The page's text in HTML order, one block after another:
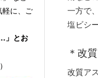
一方で
塩ビシ
＊改
改質ア
軽に、ご
」とお